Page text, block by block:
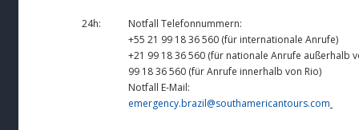
24h:
Notfall Telefonnummern:
+55 21 99 18 36 560 (für internationale Anrufe)
+21 99 18 36 560 (für nationale Anrufe außerhalb
99 18 36 560 (für Anrufe innerhalb von Rio)
Notfall E-Mail:
emergency.brazil@southamericantours.com